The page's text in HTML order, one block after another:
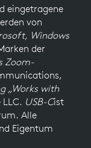
eingetragene
von
Windows
der
Zoom-
„Works with
USB-Cist
Alle
Eigentum